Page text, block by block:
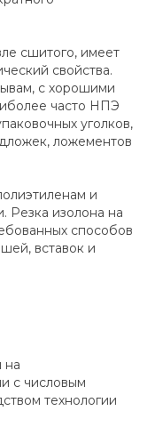
сшитого, имеет
свойства.
с хорошими
часто НПЭ
уголков,
ложементов
и
Резка изолона на
способов
вставок и
на
с числовым
технологии